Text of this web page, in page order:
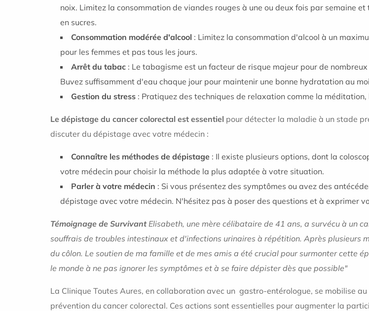
noix. Limitez la consommation de viandes rouges à une ou deux fois par semaine
en sucres.
Consommation modérée d'alcool : Limitez la consommation d'alcool à un
pour les femmes et pas tous les jours.
Arrêt du tabac : Le tabagisme est un facteur de risque majeur pour de
Buvez suffisamment d'eau chaque jour pour maintenir une bonne hydratation au
Gestion du stress : Pratiquez des techniques de relaxation comme la
Le dépistage du cancer colorectal est essentiel pour détecter la maladie à un stade
discuter du dépistage avec votre médecin :
Connaître les méthodes de dépistage : Il existe plusieurs options, dont la
votre médecin pour choisir la méthode la plus adaptée à votre situation.
Parler à votre médecin : Si vous présentez des symptômes ou avez des
dépistage avec votre médecin. N'hésitez pas à poser des questions et à exprimer
Témoignage de Survivant Elisabeth, une mère célibataire de 41 ans, a survécu à un
souffrais de troubles intestinaux et d'infections urinaires à répétition. Après plusieurs
du côlon. Le soutien de ma famille et de mes amis a été crucial pour surmonter cette
le monde à ne pas ignorer les symptômes et à se faire dépister dès que possible"
La Clinique Toutes Aures, en collaboration avec un gastro-entérologue, se mobilise
prévention du cancer colorectal. Ces actions sont essentielles pour augmenter la